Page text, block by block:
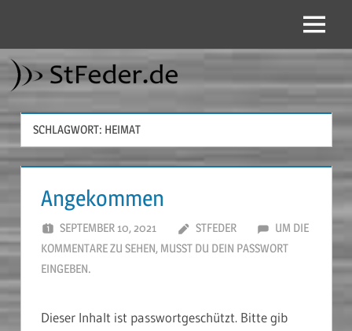
springen
Menü
SCHLAGWORT: HEIMAT
Angekommen
SEPTEMBER 10, 2021 STFEDER
UM DIE
KOMMENTARE ZU SEHEN, MUSST DU DEIN PASSWORT
EINGEBEN.
Dieser Inhalt ist passwortgeschützt. Bitte gib